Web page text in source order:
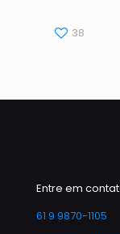
38
Entre em
61 9 9870-1105